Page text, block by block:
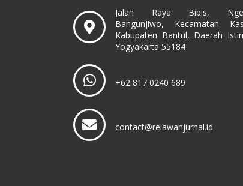
Jalan Raya Bibis,
Bangunjiwo, Kecamatan
Kabupaten Bantul, Daerah
Yogyakarta 55184
+62 817 0240 689
contact@relawanjurnal.id